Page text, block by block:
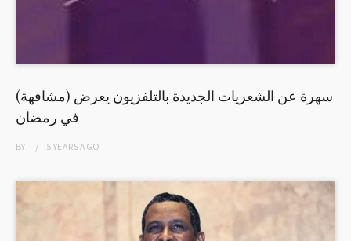
(مشافهة) سهرة عن الشعريات الجديدة بالتلفزيون يعرض
في رمضان
BY 5 YEARSAGO